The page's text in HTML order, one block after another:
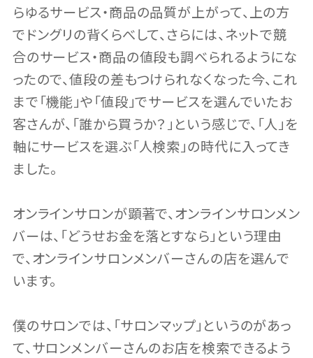
らゆるサービス・商品の品質が上がって、上の方
でドングリの背くらべして、さらには、ネットで競
合のサービス・商品の値段も調べられるようにな
ったので、値段の差もつけられなくなった今、これ
まで「機能」や「値段」でサービスを選んでいたお
客さんが、「誰から買うか？」という感じで、「人」を
軸にサービスを選ぶ「人検索」の時代に入ってき
ました。
オンラインサロンが顕著で、オンラインサロンメン
バーは、「どうせお金を落とすなら」という理由
で、オンラインサロンメンバーさんの店を選んで
います。
僕のサロンでは、「サロンマップ」というのがあっ
て、サロンメンバーさんのお店を検索できるよう